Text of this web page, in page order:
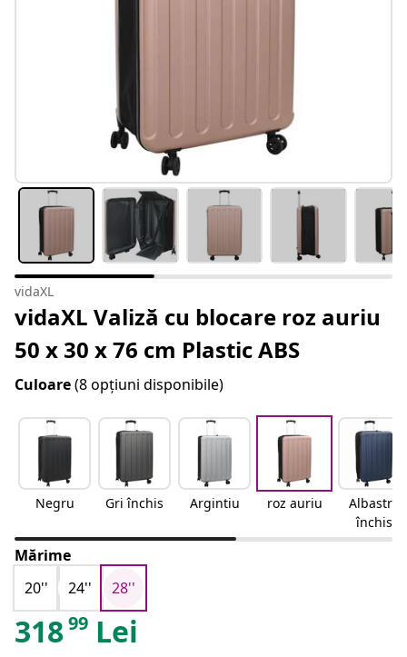
vidaXL
vidaXL Valiză cu blocare roz auriu
50 x 30 x 76 cm Plastic ABS
Culoare(8 opțiuni disponibile)
Negru Gri închis Argintiu roz auriu
Albastru
închis
Mărime
20''
24'' 28''
31899 Lei